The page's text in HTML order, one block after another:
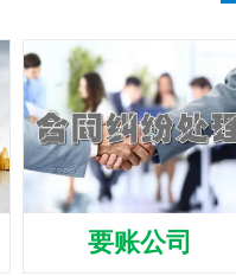
要账公司